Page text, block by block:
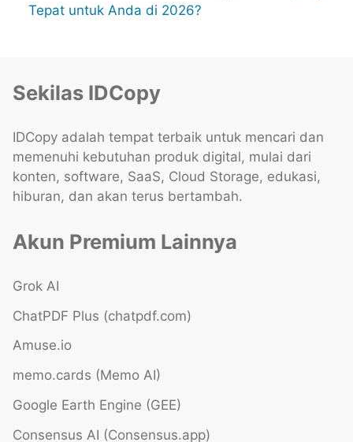
Tepat untuk Anda di 2026?
Sekilas IDCopy
IDCopy adalah tempat terbaik untuk mencari dan
memenuhi kebutuhan produk digital, mulai dari
konten, software, SaaS, Cloud Storage, edukasi,
hiburan, dan akan terus bertambah.
Akun Premium Lainnya
Grok AI
ChatPDF Plus (chatpdf.com)
Amuse.io
memo.cards (Memo AI)
Google Earth Engine (GEE)
Consensus AI (Consensus.app)